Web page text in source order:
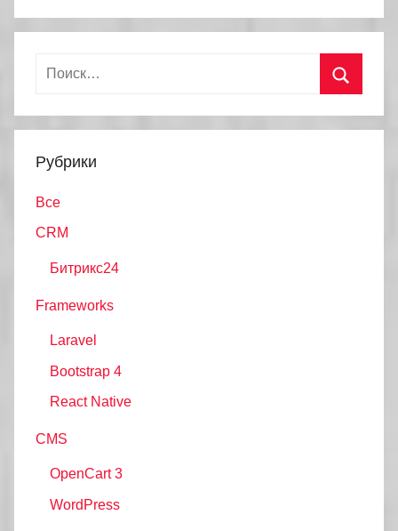
Найти:
Рубрики
Все
CRM
Битрикс24
Frameworks
Laravel
Bootstrap 4
React Native
CMS
OpenCart 3
WordPress